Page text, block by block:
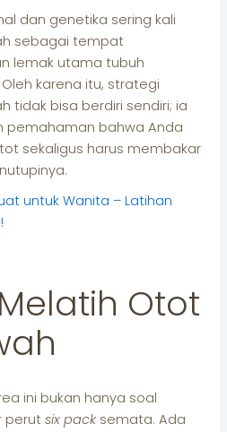
dan genetika sering kali
sebagai tempat
lemak utama tubuh
karena itu, strategi
tidak bisa berdiri sendiri; ia
pemahaman bahwa Anda
sekaligus harus membakar
untuk Wanita – Latihan
Otot
ini bukan hanya soal
perutsix pack semata. Ada